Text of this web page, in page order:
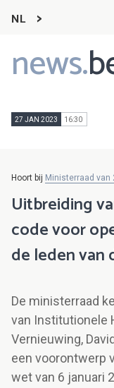
NL
news.
Main
navigation
27 JAN 2023 16:30
Hoort bij Ministerraad van
Uitbreiding
code voor
de leden van
De ministerraad
van Institutionele
Vernieuwing,
een voorontwerp
wet van 6 januari